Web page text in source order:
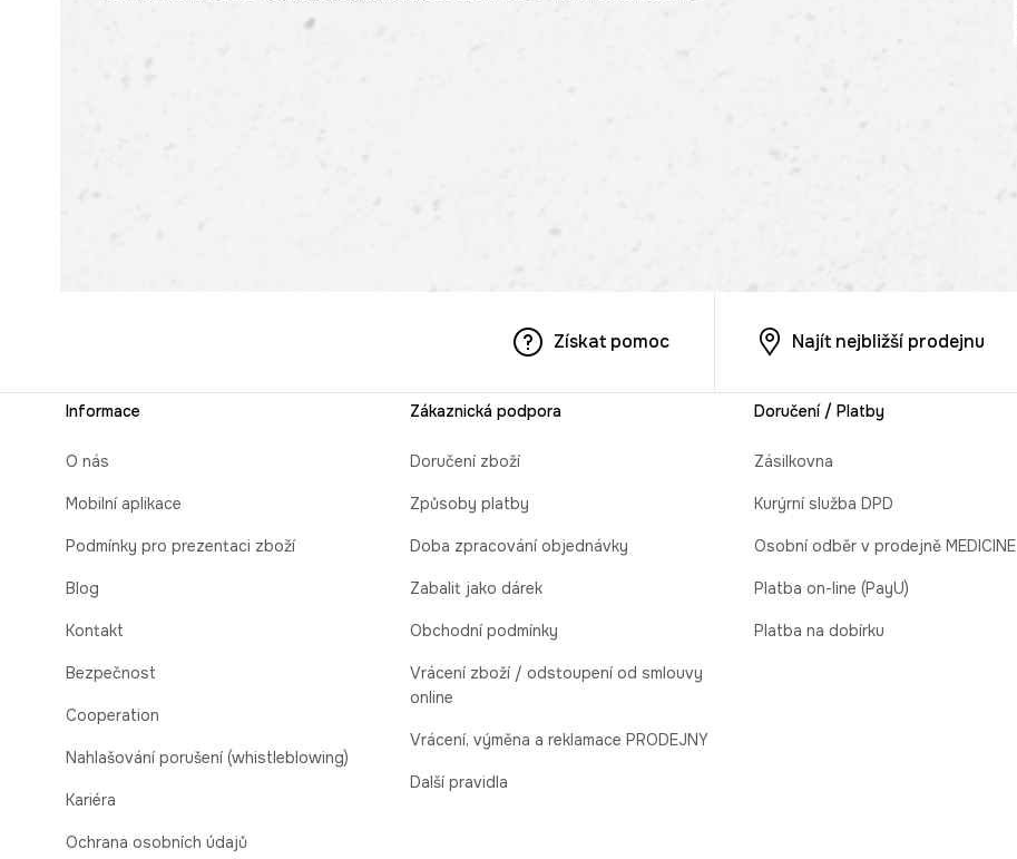
Získat pomoc Najít nejbližší prodejnu
Informace
O nás
Mobilní aplikace
Podmínky pro prezentaci zboží
Blog
Kontakt
Bezpečnost
Cooperation
Nahlašování porušení (whistleblowing)
Kariéra
Ochrana osobních údajů
Zákaznická podpora
Doručení zboží
Způsoby platby
Doba zpracování objednávky
Zabalit jako dárek
Obchodní podmínky
Vrácení zboží / odstoupení od smlouvy
online
Vrácení, výměna a reklamace PRODEJNY
Další pravidla
Doručení / Platby
Zásilkovna
Kurýrní služba DPD
Osobní odběr v prodejně MEDICINE
Platba on-line (PayU)
Platba na dobírku